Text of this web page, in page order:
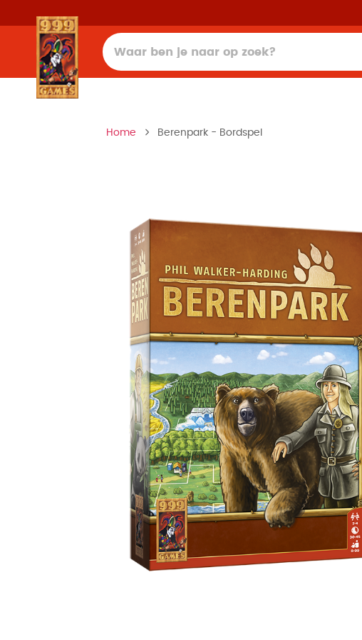
Home Berenpark - Bordspel